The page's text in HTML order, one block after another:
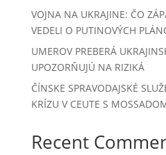
VOJNA NA UKRAJINE: ČO
VEDELI O PUTINOVÝCH
UMEROV PREBERÁ
UPOZORŇUJÚ NA RIZIKÁ
ČÍNSKE SPRAVODAJSKÉ
KRÍZU V CEUTE S
Recent